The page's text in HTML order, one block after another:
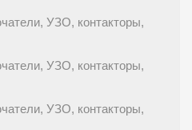
УЗО, контакторы,
УЗО, контакторы,
УЗО, контакторы,